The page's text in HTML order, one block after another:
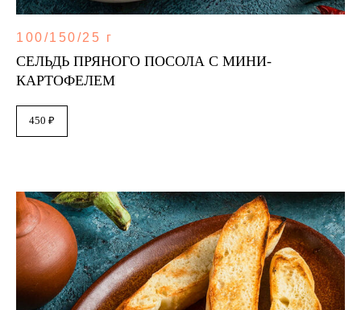
100/150/25 г
СЕЛЬДЬ ПРЯНОГО ПОСОЛА С МИНИ-
КАРТОФЕЛЕМ
450 ₽